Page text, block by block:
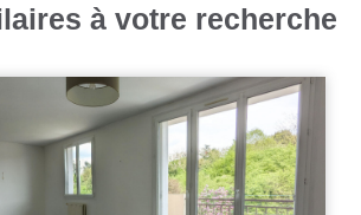
à votre recherche